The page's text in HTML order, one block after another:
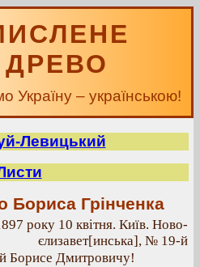
ДРЕВО
Україну – українською!
Левицький
Бориса Грінченка
року 10 квітня. Київ. Ново-
єлизавет[инська], № 19-й
Борисе Дмитровичу!